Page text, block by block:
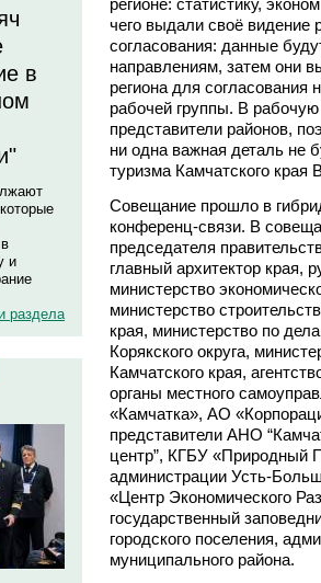
в
и
раздела
чего выдали своё видение
согласования: данные
направлениям, затем они
региона для согласования
рабочей группы. В
представители районов,
ни одна важная деталь не
туризма Камчатского края
Совещание прошло в
конференц-связи. В
председателя
главный архитектор края,
министерство
министерство
края, министерство по
Корякского округа,
Камчатского края,
органы местного
«Камчатка», АО
представители АНО
центр”, КГБУ «Природный
администрации Усть-
«Центр Экономического
государственный
городского поселения,
муниципального района.